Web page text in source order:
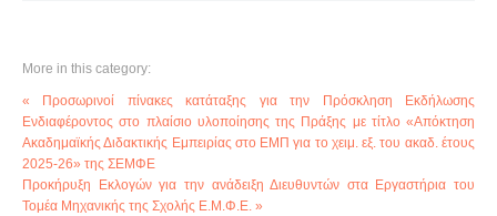
More in this category:
« Προσωρινοί πίνακες κατάταξης για την Πρόσκληση Εκδήλωσης
Ενδιαφέροντος στο πλαίσιο υλοποίησης της Πράξης με τίτλο «Απόκτηση
Ακαδημαϊκής Διδακτικής Εμπειρίας στο ΕΜΠ για το χειμ. εξ. του ακαδ. έτους
2025-26» της ΣΕΜΦΕ
Προκήρυξη Εκλογών για την ανάδειξη Διευθυντών στα Εργαστήρια του
Τομέα Μηχανικής της Σχολής Ε.Μ.Φ.Ε. »